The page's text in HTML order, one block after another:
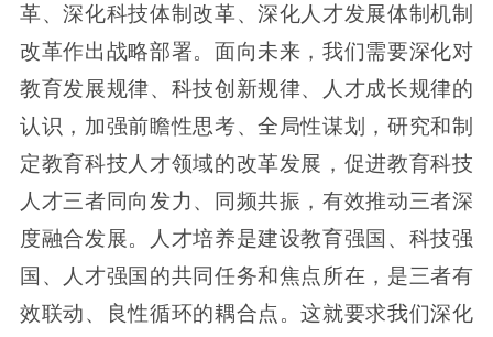
革、深化科技体制改革、深化人才发展体制机制
改革作出战略部署。面向未来，我们需要深化对
教育发展规律、科技创新规律、人才成长规律的
认识，加强前瞻性思考、全局性谋划，研究和制
定教育科技人才领域的改革发展，促进教育科技
人才三者同向发力、同频共振，有效推动三者深
度融合发展。人才培养是建设教育强国、科技强
国、人才强国的共同任务和焦点所在，是三者有
效联动、良性循环的耦合点。这就要求我们深化